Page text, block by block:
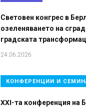
Световен конгрес в
озеленяването на
градската
24.06.2026
КОНФЕРЕНЦИИ И
XXI-та конференция на